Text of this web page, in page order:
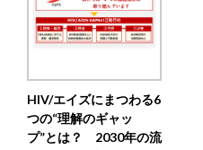
HIV/エイズにまつわる6
つの“理解のギャッ
プ”とは？ 2030年の流